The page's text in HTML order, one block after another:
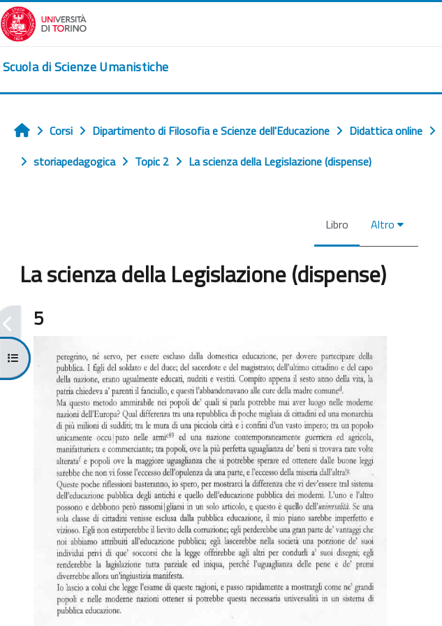
Vai al contenuto principale
Scuola di Scienze Umanistiche
Apri indice del corso
Home
Corsi Dipartimento di Filosofia e Scienze dell'Educazione Didattica online
storiapedagogica
Topic 2 La scienza della Legislazione (dispense)
Libro Altro
La scienza della Legislazione (dispense)
5